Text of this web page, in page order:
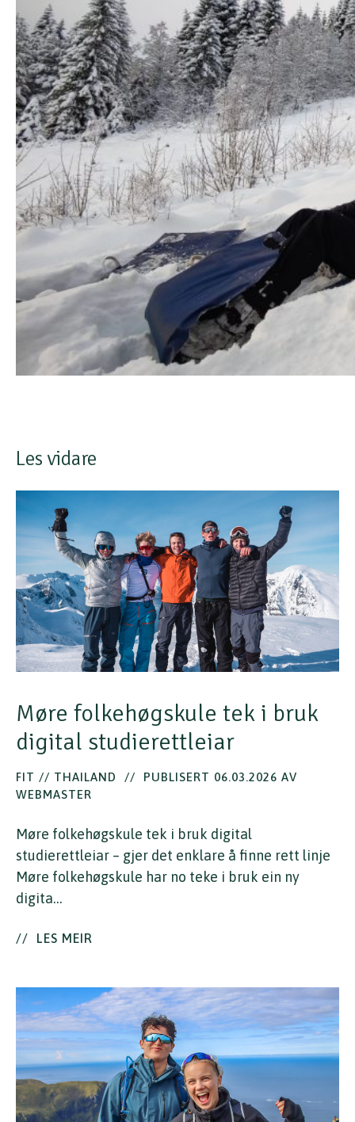
Les vidare
Møre folkehøgskule tek i bruk
digital studierettleiar
FIT // THAILAND //
PUBLISERT 06.03.2026 AV
WEBMASTER
Møre folkehøgskule tek i bruk digital
studierettleiar – gjer det enklare å finne rett linje
Møre folkehøgskule har no teke i bruk ein ny
digita…
// LES MEIR